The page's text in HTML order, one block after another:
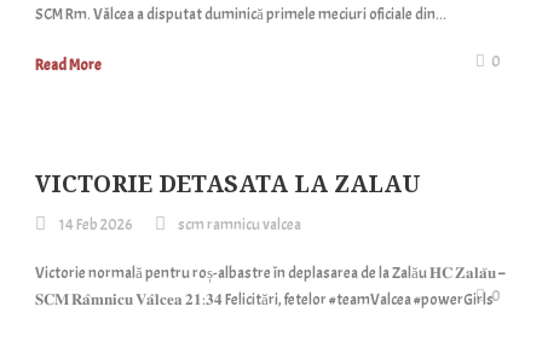
SCM Rm. Vâlcea a disputat duminică primele meciuri oficiale din...
Read More 0
VICTORIE DETASATA LA ZALAU
14 Feb 2026 scm ramnicu valcea
Victorie normală pentru roș-albastre în deplasarea de la Zalău 𝐇𝐂 𝐙𝐚𝐥𝐚̆𝐮 –
𝐒𝐂𝐌 𝐑𝐚̂𝐦𝐧𝐢𝐜𝐮 𝐕𝐚̂𝐥𝐜𝐞𝐚 𝟐𝟏:𝟑𝟒 Felicitări, fetelor #teamValcea #powerGirls0